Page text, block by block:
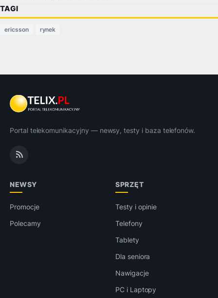
TAGI
ericsson rynek
Portal telekomunikacyjny — newsy, testy i baza telefonów.
NEWSY
Promocje
Polecamy
SPRZĘT
Testy i opinie
Telefony
Tablety
Dla seniora
Nawigacje
PC i Laptopy